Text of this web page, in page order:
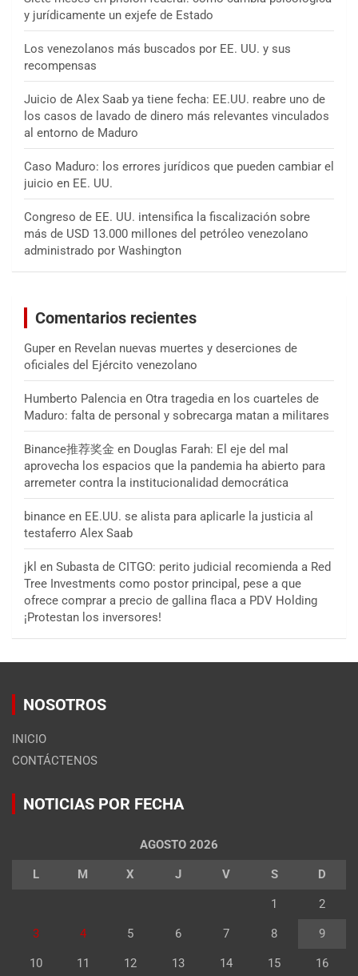
y jurídicamente un exjefe de Estado
Los venezolanos más buscados por EE. UU. y sus
recompensas
Juicio de Alex Saab ya tiene fecha: EE.UU. reabre uno de
los casos de lavado de dinero más relevantes vinculados
al entorno de Maduro
Caso Maduro: los errores jurídicos que pueden cambiar el
juicio en EE. UU.
Congreso de EE. UU. intensifica la fiscalización sobre
más de USD 13.000 millones del petróleo venezolano
administrado por Washington
Comentarios recientes
Guper en Revelan nuevas muertes y deserciones de
oficiales del Ejército venezolano
Humberto Palencia en Otra tragedia en los cuarteles de
Maduro: falta de personal y sobrecarga matan a militares
Binance推荐奖金 en Douglas Farah: El eje del mal
aprovecha los espacios que la pandemia ha abierto para
arremeter contra la institucionalidad democrática
binance en EE.UU. se alista para aplicarle la justicia al
testaferro Alex Saab
jkl en Subasta de CITGO: perito judicial recomienda a Red
Tree Investments como postor principal, pese a que
ofrece comprar a precio de gallina flaca a PDV Holding
¡Protestan los inversores!
NOSOTROS
INICIO
CONTÁCTENOS
NOTICIAS POR FECHA
AGOSTO 2026
L M X J V S D
1 2
3 4 5 6 7 8 9
10 11 12 13 14 15 16